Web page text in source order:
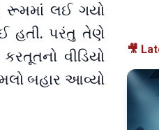
રૂમમાં લઈ ગયો
હતી. પરંતુ તેણે
વીડિયો
બહાર આવ્યો
🎥